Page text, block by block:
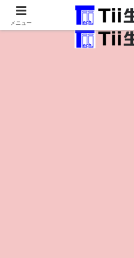
医療保健・生命・
メニュー